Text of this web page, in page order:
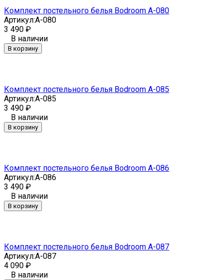
Комплект постельного белья Bodroom A-080
Артикул:A-080
3 490 ₽
В наличии
В корзину
Комплект постельного белья Bodroom A-085
Артикул:A-085
3 490 ₽
В наличии
В корзину
Комплект постельного белья Bodroom A-086
Артикул:A-086
3 490 ₽
В наличии
В корзину
Комплект постельного белья Bodroom A-087
Артикул:A-087
4 090 ₽
В наличии